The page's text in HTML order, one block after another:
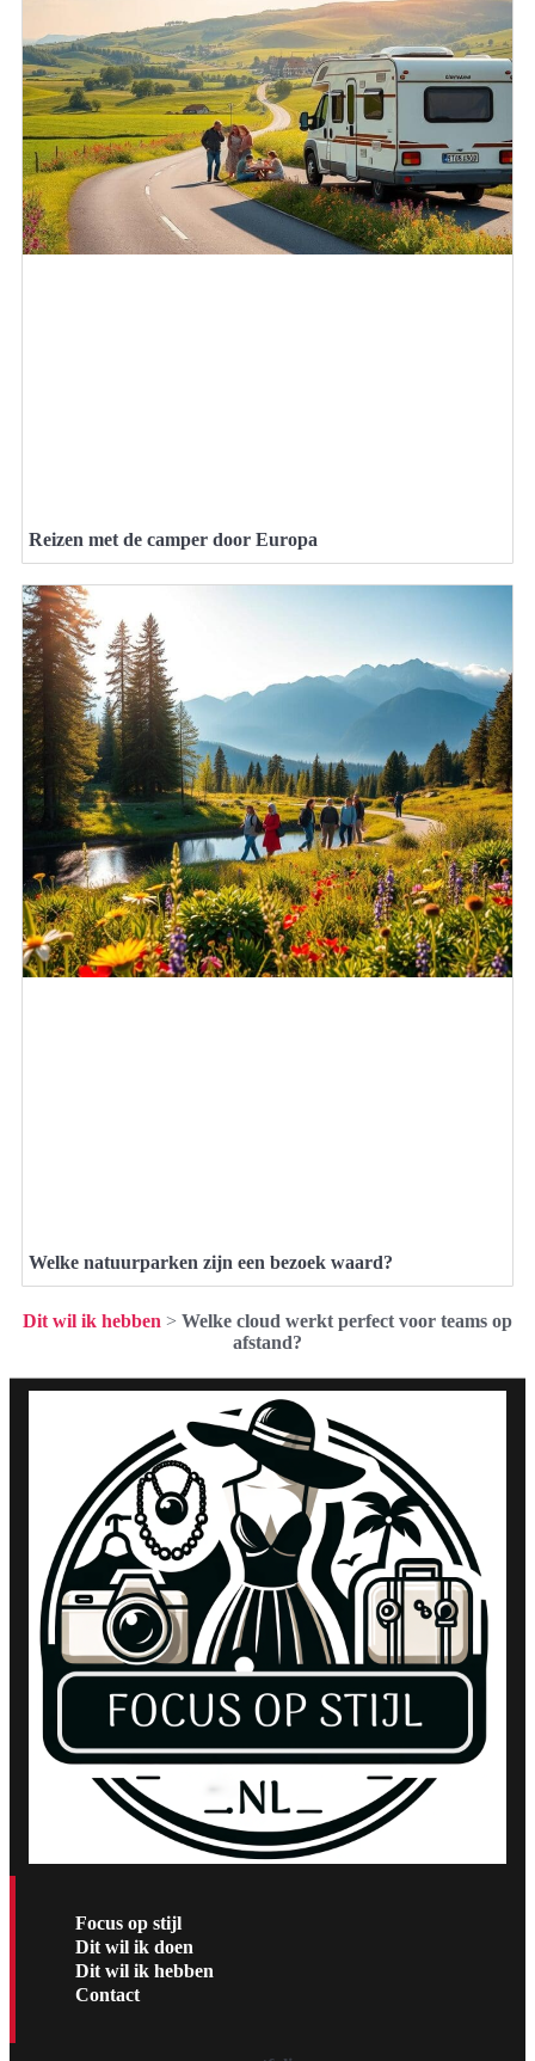
Reizen met de camper door Europa
Welke natuurparken zijn een bezoek waard?
Dit wil ik hebben > Welke cloud werkt perfect voor teams op
afstand?
Focus op stijl
Dit wil ik doen
Dit wil ik hebben
Contact